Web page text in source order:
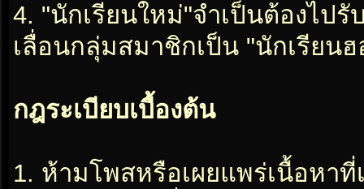
4. "นักเรียนใหม่"จำเป็นต้องไป
เลื่อนกลุ่มสมาชิกเป็น "นักเรียน
กฎระเบียบเบื้องต้น
1. ห้ามโพสหรือเผยแพร่เนื้อหา